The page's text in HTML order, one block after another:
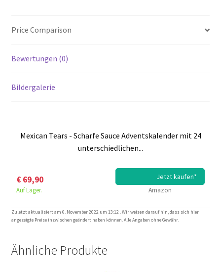
Price Comparison
Bewertungen (0)
Bildergalerie
Mexican Tears - Scharfe Sauce Adventskalender mit 24
unterschiedlichen...
€ 69,90
Auf Lager.
Jetzt kaufen*
Amazon
Zuletzt aktualisiert am 6. November 2022 um 13:12 . Wir weisen darauf hin, dass sich hier
angezeigte Preise inzwischen geändert haben können. Alle Angaben ohne Gewähr.
Ähnliche Produkte